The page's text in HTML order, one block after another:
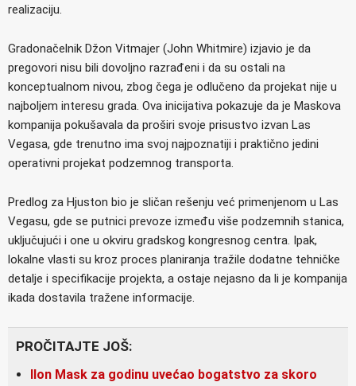
realizaciju.
Gradonačelnik Džon Vitmajer (John Whitmire) izjavio je da
pregovori nisu bili dovoljno razrađeni i da su ostali na
konceptualnom nivou, zbog čega je odlučeno da projekat nije u
najboljem interesu grada. Ova inicijativa pokazuje da je Maskova
kompanija pokušavala da proširi svoje prisustvo izvan Las
Vegasa, gde trenutno ima svoj najpoznatiji i praktično jedini
operativni projekat podzemnog transporta.
Predlog za Hjuston bio je sličan rešenju već primenjenom u Las
Vegasu, gde se putnici prevoze između više podzemnih stanica,
uključujući i one u okviru gradskog kongresnog centra. Ipak,
lokalne vlasti su kroz proces planiranja tražile dodatne tehničke
detalje i specifikacije projekta, a ostaje nejasno da li je kompanija
ikada dostavila tražene informacije.
PROČITAJTE JOŠ:
Ilon Mask za godinu uvećao bogatstvo za skoro